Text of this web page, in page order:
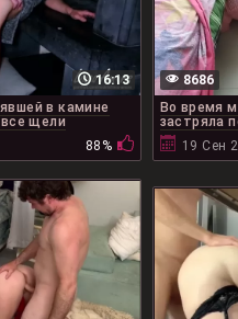
16:13
в камине
все щели
88%
8686
Во время
застряла
19 Сен